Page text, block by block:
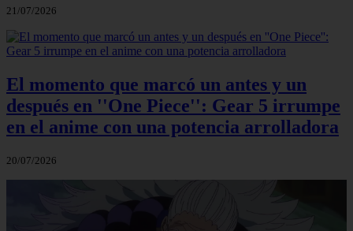
21/07/2026
El momento que marcó un antes y un
después en ''One Piece'': Gear 5 irrumpe
en el anime con una potencia arrolladora
20/07/2026